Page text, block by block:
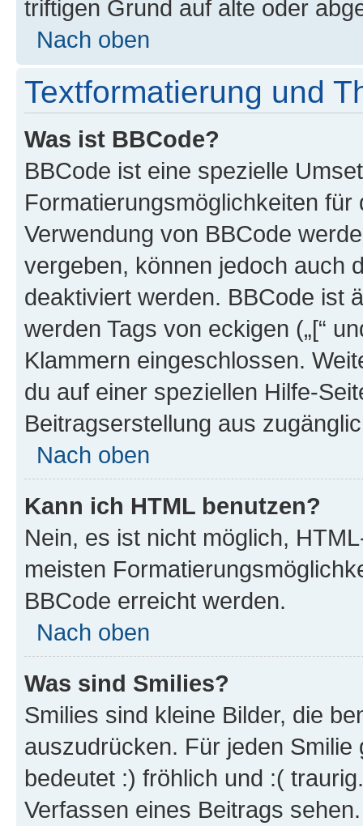
triftigen Grund auf alte oder
Nach oben
Textformatierung und
Was ist BBCode?
BBCode ist eine spezielle
Formatierungsmöglichkeiten
Verwendung von BBCode
vergeben, können jedoch auch
deaktiviert werden. BBCode ist
werden Tags von eckigen („[“
Klammern eingeschlossen.
du auf einer speziellen Hilfe-
Beitragserstellung aus
Nach oben
Kann ich HTML benutzen?
Nein, es ist nicht möglich,
meisten
BBCode erreicht werden.
Nach oben
Was sind Smilies?
Smilies sind kleine Bilder, die
auszudrücken. Für jeden
bedeutet :) fröhlich und :(
Verfassen eines Beitrags